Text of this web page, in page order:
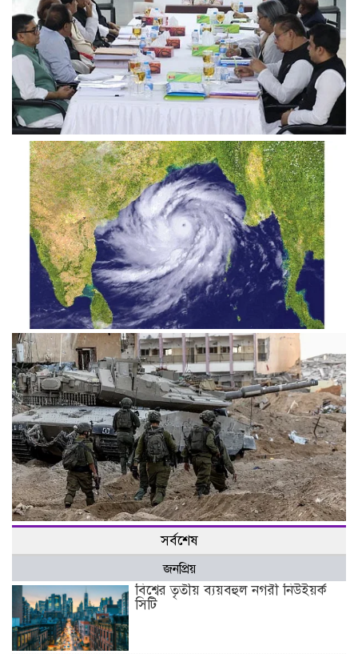
উত্তরবঙ্গের প্রার্থী চূড়ান্ত, বাদ পড়তে পারেন অন্তত ১০ জন
বঙ্গোপসাগরে লঘুচাপ, আবার ঘূর্ণিঝড়ের শঙ্কা
হামাসের হামলায় ইসরায়েলের ব্যাটালিয়ন কমান্ডারসহ ১০ সেনা নিহত
সর্বশেষ
জনপ্রিয়
বিশ্বের তৃতীয় ব্যয়বহুল নগরী নিউইয়র্ক
সিটি